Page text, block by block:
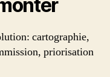
cartographie,
priorisation